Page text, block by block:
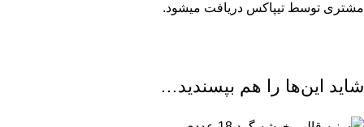
مشتری توسط تیپاکس دریافت میشود.
شاید این‌ها را هم بپسندید…